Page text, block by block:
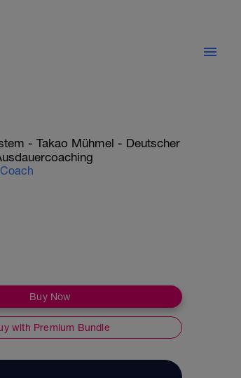
- Takao Mühmel - Deutscher
Buy Now
with Premium Bundle